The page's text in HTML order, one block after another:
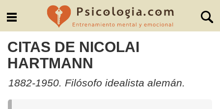
CITAS DE NICOLAI
HARTMANN
1882-1950. Filósofo idealista alemán.